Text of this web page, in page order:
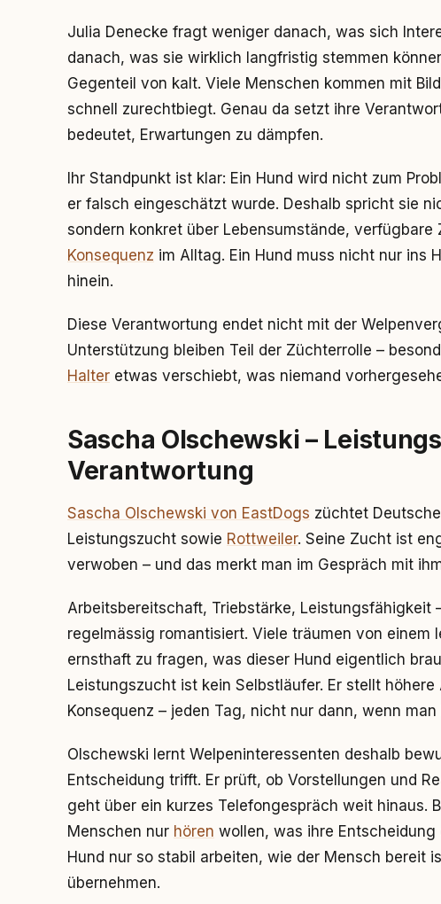
Julia Denecke fragt weniger danach, was sich
danach, was sie wirklich langfristig stemmen
Gegenteil von kalt. Viele Menschen kommen mit
schnell zurechtbiegt. Genau da setzt ihre
bedeutet, Erwartungen zu dämpfen.
Ihr Standpunkt ist klar: Ein Hund wird nicht zum
er falsch eingeschätzt wurde. Deshalb spricht sie
sondern konkret über Lebensumstände, verfügbare
Konsequenz im Alltag. Ein Hund muss nicht nur ins
hinein.
Diese Verantwortung endet nicht mit der
Unterstützung bleiben Teil der Züchterrolle –
Halter etwas verschiebt, was niemand
Sascha Olschewski –
Verantwortung
Sascha Olschewski von EastDogs züchtet
Leistungszucht sowie Rottweiler. Seine Zucht ist
verwoben – und das merkt man im Gespräch mit
Arbeitsbereitschaft, Triebstärke, Leistungsfähigkeit
regelmässig romantisiert. Viele träumen von einem
ernsthaft zu fragen, was dieser Hund eigentlich
Leistungszucht ist kein Selbstläufer. Er stellt
Konsequenz – jeden Tag, nicht nur dann, wenn man
Olschewski lernt Welpeninteressenten deshalb
Entscheidung trifft. Er prüft, ob Vorstellungen und
geht über ein kurzes Telefongespräch weit hinaus.
Menschen nur hören wollen, was ihre
Hund nur so stabil arbeiten, wie der Mensch bereit
übernehmen.